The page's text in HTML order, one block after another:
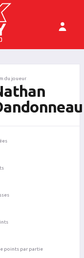
du joueur
points par partie